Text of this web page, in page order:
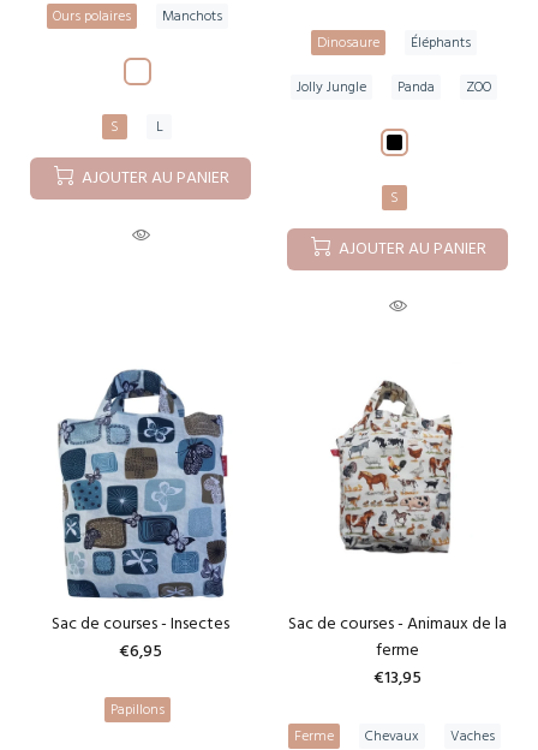
Ours polaires Manchots
S L
AJOUTER AU PANIER
Dinosaure
Éléphants
Jolly Jungle
Panda ZOO
S
AJOUTER AU PANIER
Sac de courses - Insectes
€6,95
Papillons
Sac de courses - Animaux de la
ferme
€13,95
Ferme Chevaux Vaches